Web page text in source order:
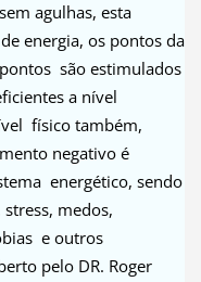
agulhas, esta
energia, os pontos da
são estimulados
a nível
físico também,
negativo é
energético, sendo
medos,
e outros
pelo DR. Roger